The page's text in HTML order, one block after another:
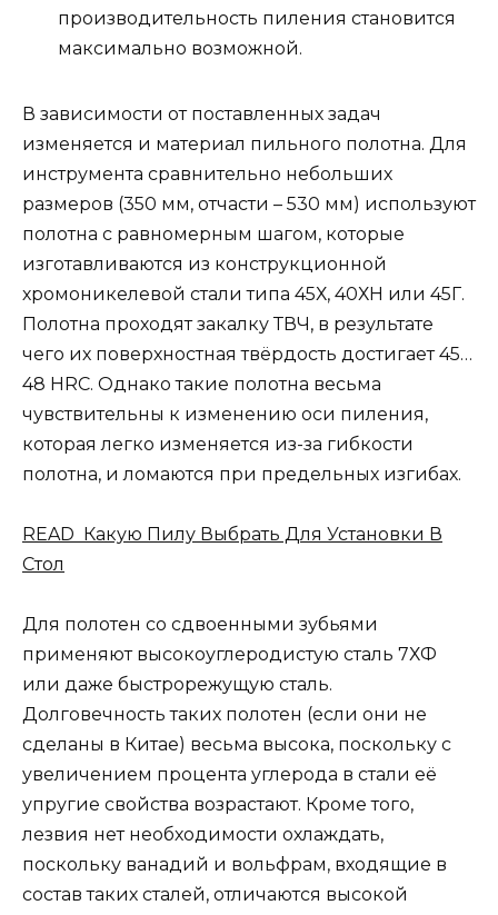
производительность пиления становится
максимально возможной.
В зависимости от поставленных задач
изменяется и материал пильного полотна. Для
инструмента сравнительно небольших
размеров (350 мм, отчасти – 530 мм) используют
полотна с равномерным шагом, которые
изготавливаются из конструкционной
хромоникелевой стали типа 45Х, 40ХН или 45Г.
Полотна проходят закалку ТВЧ, в результате
чего их поверхностная твёрдость достигает 45…
48 HRC. Однако такие полотна весьма
чувствительны к изменению оси пиления,
которая легко изменяется из-за гибкости
полотна, и ломаются при предельных изгибах.
READ Какую Пилу Выбрать Для Установки В
Стол
Для полотен со сдвоенными зубьями
применяют высокоуглеродистую сталь 7ХФ
или даже быстрорежущую сталь.
Долговечность таких полотен (если они не
сделаны в Китае) весьма высока, поскольку с
увеличением процента углерода в стали её
упругие свойства возрастают. Кроме того,
лезвия нет необходимости охлаждать,
поскольку ванадий и вольфрам, входящие в
состав таких сталей, отличаются высокой